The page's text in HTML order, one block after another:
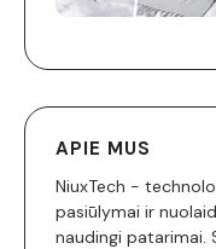
APIE MUS
NiuxTech -
pasiūlymai ir
naudingi patarimai.